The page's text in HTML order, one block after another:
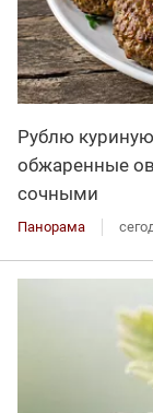
Рублю
обжаренные
сочными
Панорама